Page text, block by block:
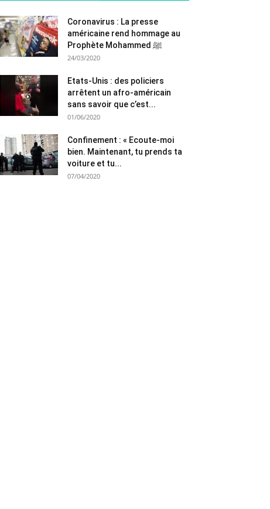
Coronavirus : La presse
américaine rend hommage au
Prophète Mohammed ﷺ
24/03/2020
Etats-Unis : des policiers
arrêtent un afro-américain
sans savoir que c’est...
01/06/2020
Confinement : « Ecoute-moi
bien. Maintenant, tu prends ta
voiture et tu...
07/04/2020